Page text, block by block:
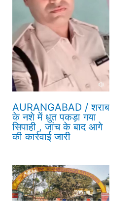
AURANGABAD / शराब
के नशे में धुत पकड़ा गया
सिपाही , जांच के बाद आगे
की कार्रवाई जारी